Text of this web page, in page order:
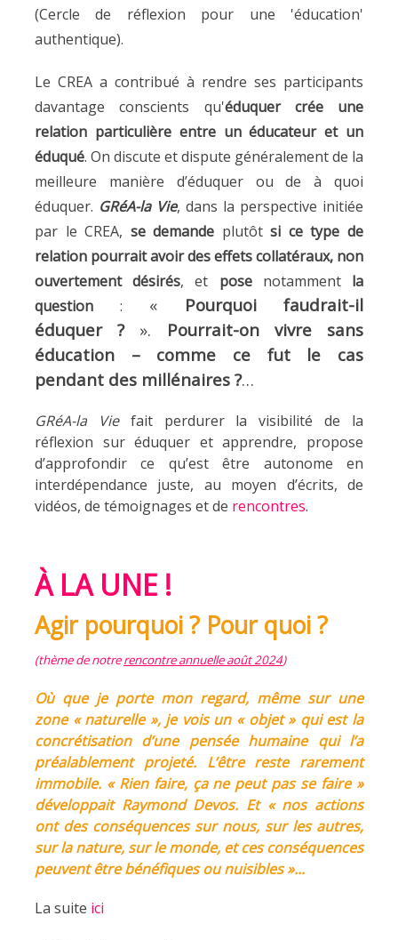
(Cercle de réflexion pour une 'éducation'
authentique).
Le CREA a contribué à rendre ses participants
davantage conscients qu'éduquer crée une
relation particulière entre un éducateur et un
éduqué. On discute et dispute généralement de la
meilleure manière d’éduquer ou de à quoi
éduquer. GRéA-la Vie, dans la perspective initiée
par le CREA, se demande plutôtsi ce type de
relation pourrait avoir des effets collatéraux, non
ouvertement désirés, et posenotamment la
question : « Pourquoi faudrait-il
éduquer ?». Pourrait-on vivre sans
éducation – comme ce fut le cas
pendant des millénaires ?…
GRéA-la Viefait perdurer la visibilité de la
réflexion sur éduquer et apprendre, propose
d’approfondir ce qu’est être autonome en
interdépendance juste, au moyen d’écrits, de
vidéos, de témoignages et de rencontres.
À LA UNE !
Agir pourquoi ? Pour quoi ?
(thème de notrerencontre annuelle août 2024)
Où que je porte mon regard, même sur une
zone « naturelle », je vois un « objet » qui est la
concrétisation d’une pensée humaine qui l’a
préalablement projeté. L’être reste rarement
immobile. « Rien faire, ça ne peut pas se faire »
développait Raymond Devos. Et « nos actions
ont des conséquences sur nous, sur les autres,
sur la nature, sur le monde, et ces conséquences
peuvent être bénéfiques ou nuisibles »...
La suite ici